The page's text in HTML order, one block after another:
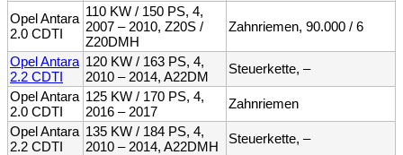
Opel Antara
2.0 CDTI
110 KW / 150 PS, 4,
2007 – 2010, Z20S /
Z20DMH
Zahnriemen, 90.000 / 6
Opel Antara
2.2 CDTI
120 KW / 163 PS, 4,
2010 – 2014, A22DM
Steuerkette, –
Opel Antara
2.0 CDTI
125 KW / 170 PS, 4,
2016 – 2017
Zahnriemen
Opel Antara
2.2 CDTI
135 KW / 184 PS, 4,
2010 – 2014, A22DMH
Steuerkette, –